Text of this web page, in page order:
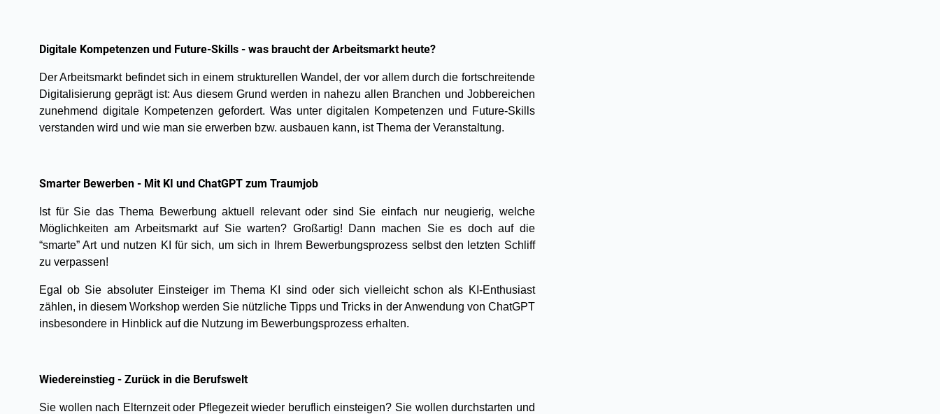
Digitale Kompetenzen und Future-Skills - was braucht der Arbeitsmarkt heute?
Der Arbeitsmarkt befindet sich in einem strukturellen Wandel, der vor allem durch die fortschreitende
Digitalisierung geprägt ist: Aus diesem Grund werden in nahezu allen Branchen und Jobbereichen
zunehmend digitale Kompetenzen gefordert. Was unter digitalen Kompetenzen und Future-Skills
verstanden wird und wie man sie erwerben bzw. ausbauen kann, ist Thema der Veranstaltung.
Smarter Bewerben - Mit KI und ChatGPT zum Traumjob
Ist für Sie das Thema Bewerbung aktuell relevant oder sind Sie einfach nur neugierig, welche
Möglichkeiten am Arbeitsmarkt auf Sie warten? Großartig! Dann machen Sie es doch auf die
“smarte” Art und nutzen KI für sich, um sich in Ihrem Bewerbungsprozess selbst den letzten Schliff
zu verpassen!
Egal ob Sie absoluter Einsteiger im Thema KI sind oder sich vielleicht schon als KI-Enthusiast
zählen, in diesem Workshop werden Sie nützliche Tipps und Tricks in der Anwendung von ChatGPT
insbesondere in Hinblick auf die Nutzung im Bewerbungsprozess erhalten.
Wiedereinstieg - Zurück in die Berufswelt
Sie wollen nach Elternzeit oder Pflegezeit wieder beruflich einsteigen? Sie wollen durchstarten und